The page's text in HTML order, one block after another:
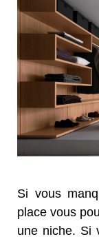
Si vous
place vous
une niche. Si